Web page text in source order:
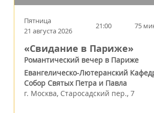
Пятница
21 августа 2026
21:00 75
«Свидание в Париже»
Романтический вечер в Париже
Евангелическо-Лютеранский
Собор Святых Петра и Павла
г. Москва, Старосадский пер., 7